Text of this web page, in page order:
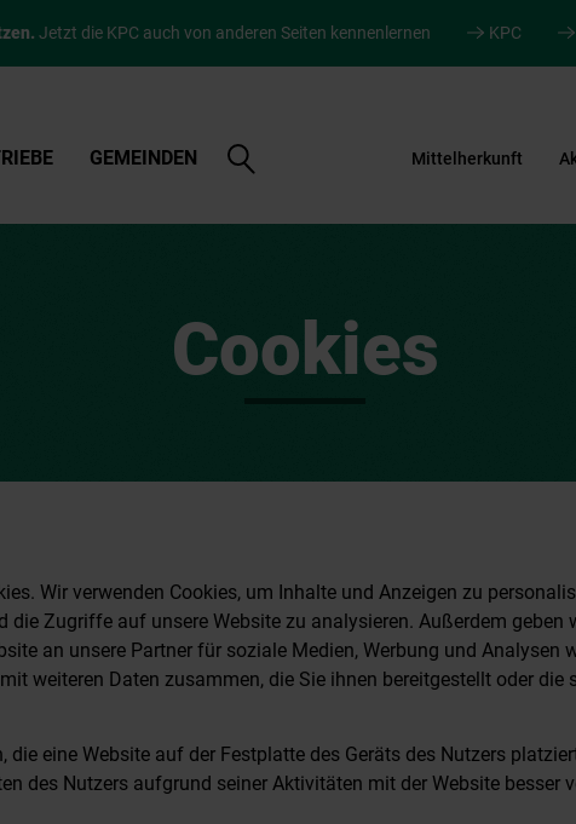
Jetzt die KPC auch von anderen Seiten kennenlernen KPC
GEMEINDEN
Suche
öffnen
Mittelherkunft
Cookies
Wir verwenden Cookies, um Inhalte und Anzeigen zu
die Zugriffe auf unsere Website zu analysieren. Außerdem geben
an unsere Partner für soziale Medien, Werbung und Analysen
weiteren Daten zusammen, die Sie ihnen bereitgestellt oder die
die eine Website auf der Festplatte des Geräts des Nutzers
des Nutzers aufgrund seiner Aktivitäten mit der Website besser